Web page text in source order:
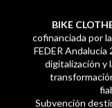
BIKE
cofinanciada por
FEDER
digitalización y
Subvención